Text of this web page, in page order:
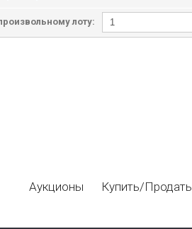
лоту:
Аукционы Купить/Продать